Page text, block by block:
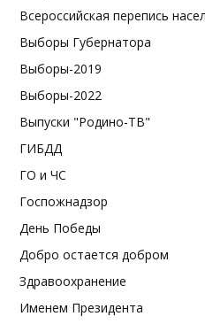
Всероссийская перепись
Выборы Губернатора
Выборы-2019
Выборы-2022
Выпуски "Родино-ТВ"
ГИБДД
ГО и ЧС
Госпожнадзор
День Победы
Добро остается добром
Здравоохранение
Именем Президента